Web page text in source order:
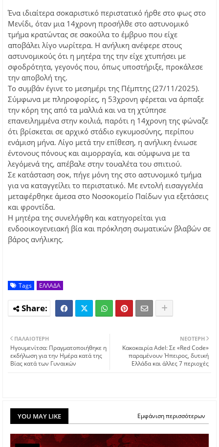
Ένα ιδιαίτερα σοκαριστικό περιστατικό ήρθε στο φως στο
Μενίδι, όταν μια 14χρονη προσήλθε στο αστυνομικό
τμήμα κρατώντας σε σακούλα το έμβρυο που είχε
αποβάλει λίγο νωρίτερα. Η ανήλικη ανέφερε στους
αστυνομικούς ότι η μητέρα της την είχε χτυπήσει με
σφοδρότητα, γεγονός που, όπως υποστήριξε, προκάλεσε
την αποβολή της.
Το συμβάν έγινε το μεσημέρι της Πέμπτης (27/11/2025).
Σύμφωνα με πληροφορίες, η 53χρονη φέρεται να άρπαξε
την κόρη της από τα μαλλιά και να τη χτύπησε
επανειλημμένα στην κοιλιά, παρότι η 14χρονη της φώναζε
ότι βρίσκεται σε αρχικό στάδιο εγκυμοσύνης, περίπου
ενάμιση μήνα. Λίγο μετά την επίθεση, η ανήλικη ένιωσε
έντονους πόνους και αιμορραγία, και σύμφωνα με τα
λεγόμενά της, απέβαλε στην τουαλέτα του σπιτιού.
Σε κατάσταση σοκ, πήγε μόνη της στο αστυνομικό τμήμα
για να καταγγείλει το περιστατικό. Με εντολή εισαγγελέα
μεταφέρθηκε άμεσα στο Νοσοκομείο Παίδων για εξετάσεις
και φροντίδα.
Η μητέρα της συνελήφθη και κατηγορείται για
ενδοοικογενειακή βία και πρόκληση σωματικών βλαβών σε
βάρος ανήλικης.
Tags ΕΛΛΑΔΑ
ΝΕΌΤΕΡΗ
Κακοκαιρία Adel: Σε «Red Code»
παραμένουν Ήπειρος, δυτική
Ελλάδα και άλλες 7 περιοχές
ΠΑΛΑΙΌΤΕΡΗ
Ηγουμενίτσα: Πραγματοποιήθηκε η
εκδήλωση για την Ημέρα κατά της
Βίας κατά των Γυναικών
YOU MAY LIKE Εμφάνιση περισσότερων